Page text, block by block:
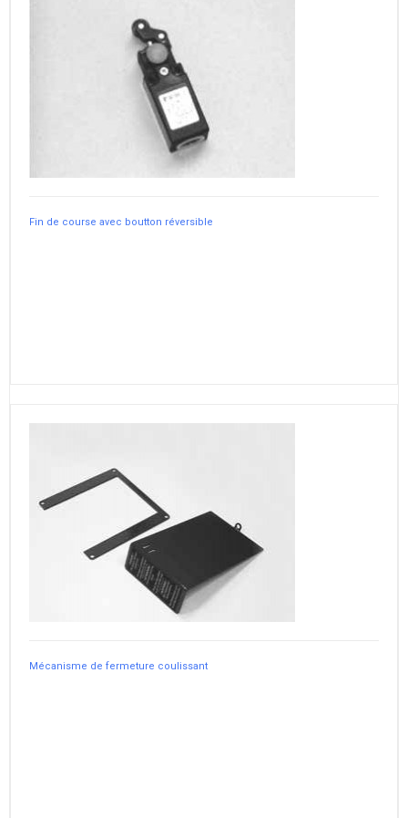
Fin de course avec boutton réversible
Mécanisme de fermeture coulissant